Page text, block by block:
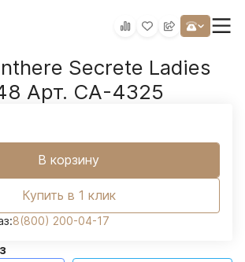
Secrete Ladies
Арт. CA-4325
В корзину
Купить в 1 клик
8(800) 200-04-17